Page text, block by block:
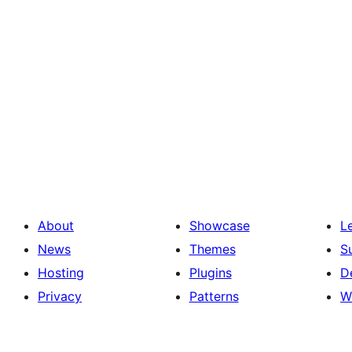
About
News
Hosting
Privacy
Showcase
Themes
Plugins
Patterns